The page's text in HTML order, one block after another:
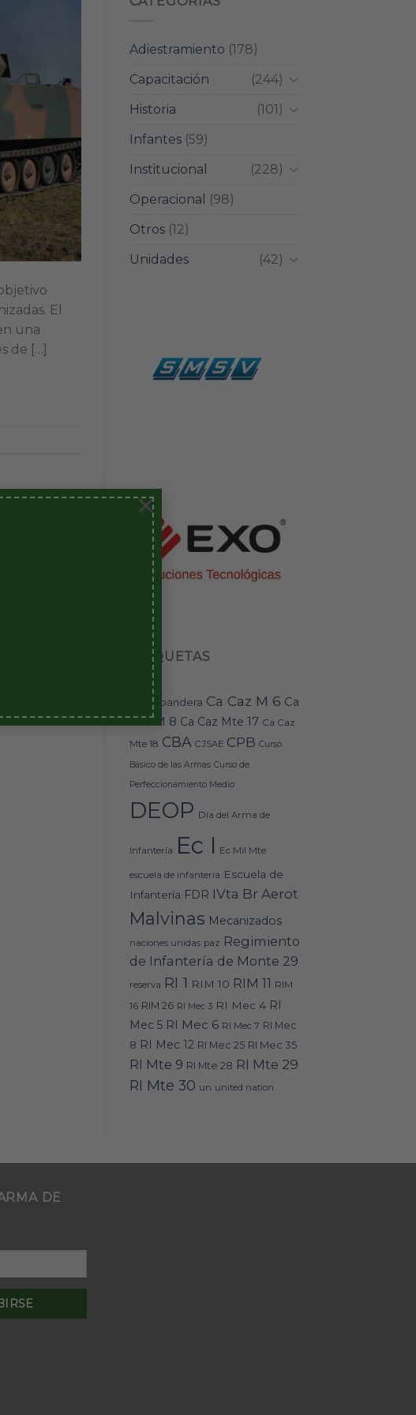
×
El
una
de […]
Adiestramiento (178)
Capacitación
(244)
Historia
(101)
Infantes(59)
Institucional
(228)
Operacional
(98)
Otros(12)
Unidades
(42)
ETIQUETAS
BAI-11 bandera Ca Caz M 6 Ca
Caz M 8 Ca Caz Mte 17 Ca Caz
Mte 18 CBA CJSAE CPB Curso
Básico de las Armas Curso de
Perfeccionamiento Medio
DEOP Día del Arma de
Infantería Ec I Ec Mil Mte
escuela de infanteria Escuela de
Infantería FDR IVta Br Aerot
Malvinas Mecanizados
naciones unidas paz Regimiento
de Infantería de Monte 29
reserva RI 1 RIM 10 RIM 11 RIM
16 RIM 26 RI Mec 3 RI Mec 4 RI
Mec 5 RI Mec 6 RI Mec 7 RI Mec
8 RI Mec 12 RI Mec 25 RI Mec 35
RI Mte 9 RI Mte 28 RI Mte 29
RI Mte 30 un united nation
DE